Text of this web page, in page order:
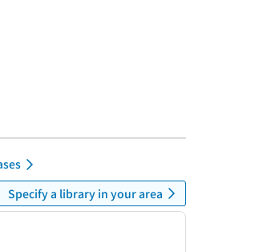
Specify a library in your area